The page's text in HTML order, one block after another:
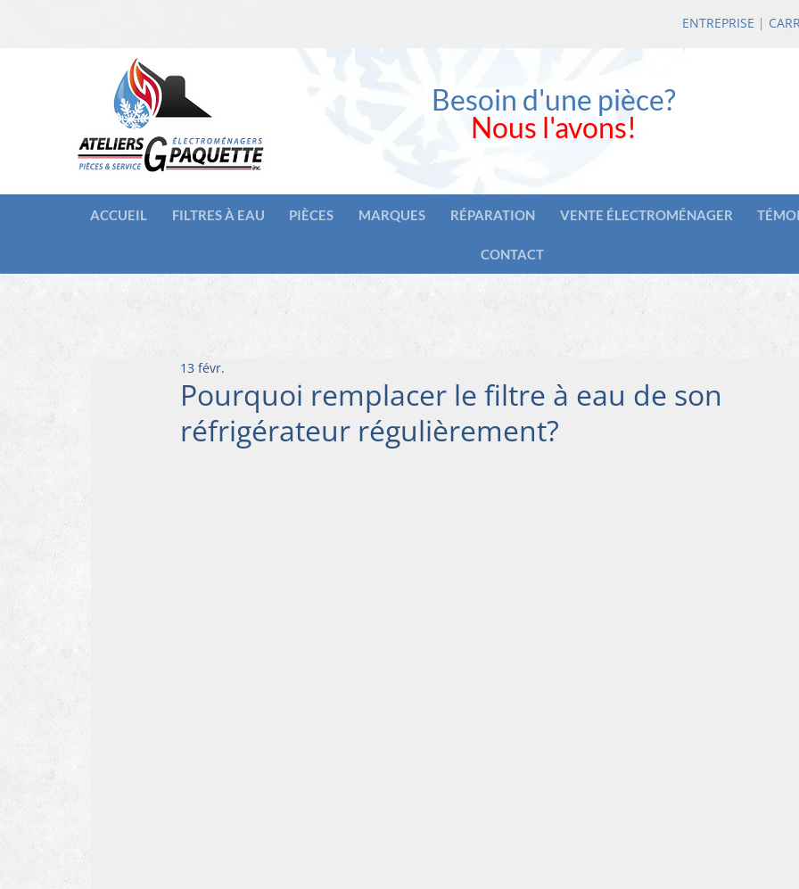
ENTREPRISE |
Besoin d'une pièce?
Nous l'avons!
ACCUEIL FILTRES À EAU PIÈCES MARQUES RÉPARATION VENTE ÉLECTROMÉNAGER
CONTACT
Pourquoi remplacer le filtre à eau de son
réfrigérateur régulièrement?
13 févr.